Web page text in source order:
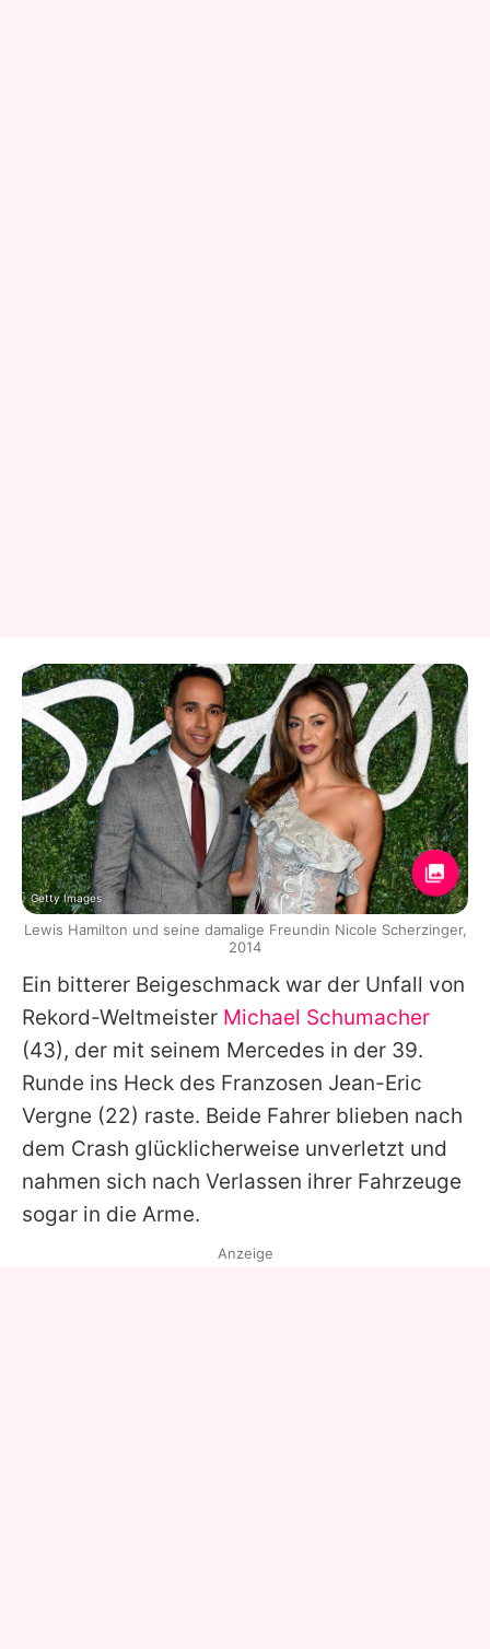
Ein bitterer Beigeschmack war der Unfall von
Rekord-Weltmeister Michael Schumacher
(43), der mit seinem Mercedes in der 39.
Runde ins Heck des Franzosen Jean-Eric
Vergne (22) raste. Beide Fahrer blieben nach
dem Crash glücklicherweise unverletzt und
nahmen sich nach Verlassen ihrer Fahrzeuge
sogar in die Arme.
Getty Images
Lewis Hamilton und seine damalige Freundin Nicole Scherzinger,
2014
Anzeige